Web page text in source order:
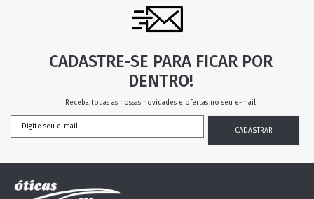
CADASTRE-SE PARA FICAR POR
DENTRO!
Receba todas as nossas novidades e ofertas no seu e-mail